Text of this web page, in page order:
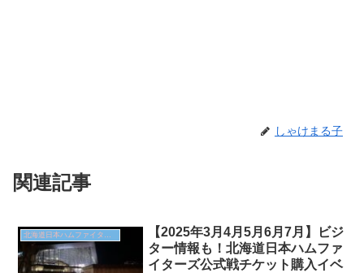
しゃけまる子
関連記事
【2025年3月4月5月6月7月】ビジ
ター情報も！北海道日本ハムファ
イターズ公式戦チケット購入イベ